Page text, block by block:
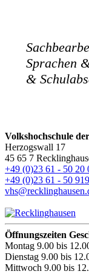
Sprachen
&
Volkshochschule
Herzogswall 17
45 65 7
+49 (0)23 61 - 50 20
+49 (0)23 61 - 50
Öffnungszeiten
Montag 9.00 bis
Dienstag 9.00 bis
Mittwoch 9.00 bis